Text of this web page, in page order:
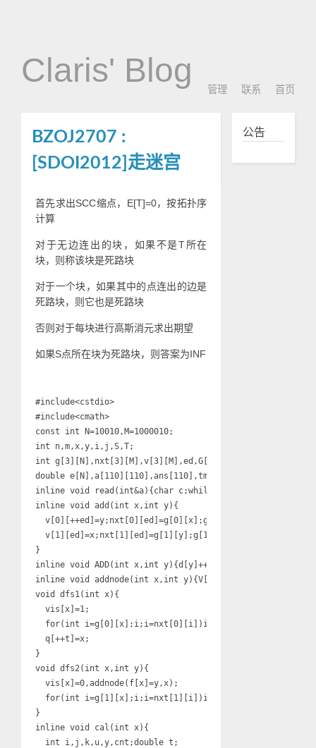
Claris' Blog
首页
联系
管理
BZOJ2707 :
[SDOI2012]走迷宫
首先求出SCC缩点，E[T]=0，按拓扑序
计算
对于无边连出的块，如果不是T所在
块，则称该块是死路块
对于一个块，如果其中的点连出的边是
死路块，则它也是死路块
否则对于每块进行高斯消元求出期望
如果S点所在块为死路块，则答案为INF
#include<cstdio>
#include<cmath>
const int N=10010,M=1000010;
int n,m,x,y,i,j,S,T;
int
double e[N],a[110][110],ans[110],tmp;
inline void read(int&a){char
inline void add(int x,int y){
  v[0][++ed]=y;nxt[0][ed]=g[0][x];g[0][x]=ed;
  v[1][ed]=x;nxt[1][ed]=g[1][y];g[1][y]=ed;
}
inline void ADD(int x,int
inline void addnode(int x,int
void dfs1(int x){
  vis[x]=1;
for(int
  q[++t]=x;
}
void dfs2(int x,int y){
  vis[x]=0,addnode(f[x]=y,x);
for(int
}
inline void cal(int x){
  int i,j,k,u,y,cnt;double t;
公告